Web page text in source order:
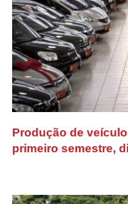
Produção de
primeiro semestre,